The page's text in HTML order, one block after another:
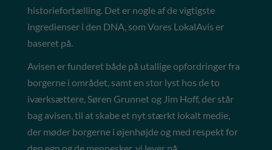
historiefortælling. Det er nogle af de vigtigste
ingredienser i den DNA, som Vores LokalAvis er
baseret på.
Avisen er funderet både på utallige opfordringer fra
borgerne i området, samt en stor lyst hos de to
iværksættere, Søren Grunnet og Jim Hoff, der står
bag avisen, til at skabe et nyt stærkt lokalt medie,
der møder borgerne i øjenhøjde og med respekt for